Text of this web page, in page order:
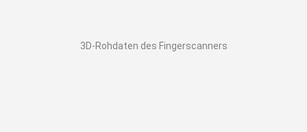
3D-Rohdaten des Fingerscanners